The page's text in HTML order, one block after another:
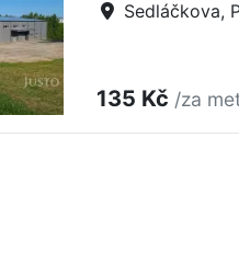
Sedláčkova,
135 Kč /za